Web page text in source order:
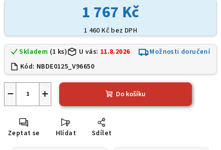
1 767 Kč
1 460 Kč bez DPH
Skladem (1 ks) U vás: 11.8.2026
Možnosti doručení
Kód: NBDE0125_V96650
+
− Do košíku
Zeptat se Hlídat Sdílet